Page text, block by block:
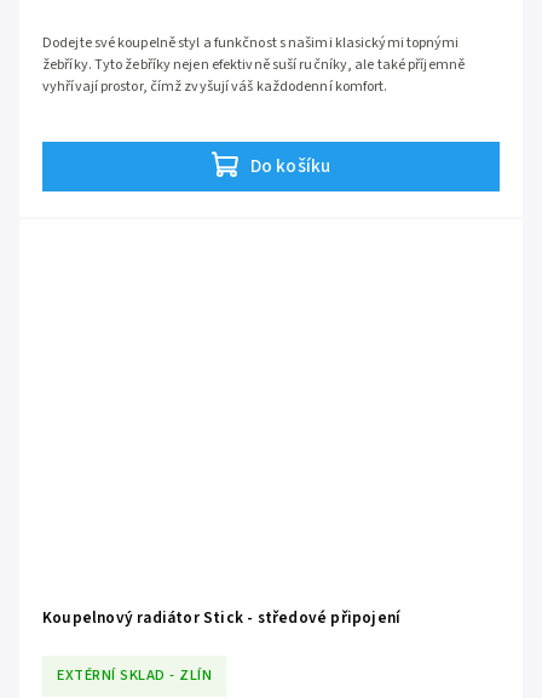
Do košíku
Dodejte své koupelně styl a funkčnost s našimi klasickými topnými
žebříky. Tyto žebříky nejen efektivně suší ručníky, ale také příjemně
vyhřívají prostor, čímž zvyšují váš každodenní komfort.
Koupelnový radiátor Stick - středové připojení
EXTÉRNÍ SKLAD - ZLÍN